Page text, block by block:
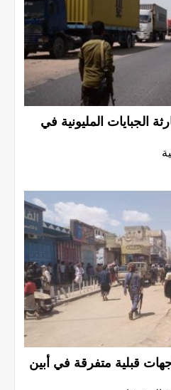
الجبايات المليونية في
قبلية متفرقة في أبين